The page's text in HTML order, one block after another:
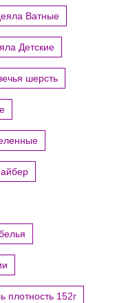
Ватные
Детские
шерсть
плотность 152г